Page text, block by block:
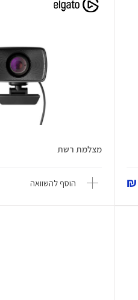
מצלמת רשת
הוסף להשוואה